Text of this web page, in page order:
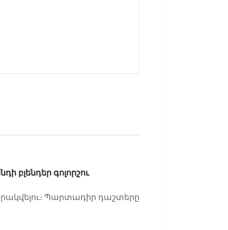
բլենդեր գոլորշու
Պարտադիր դաշտերը